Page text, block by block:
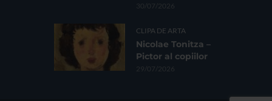
30/07/2026
CLIPA DE ARTA
Nicolae Tonitza –
Pictor al copiilor
29/07/2026